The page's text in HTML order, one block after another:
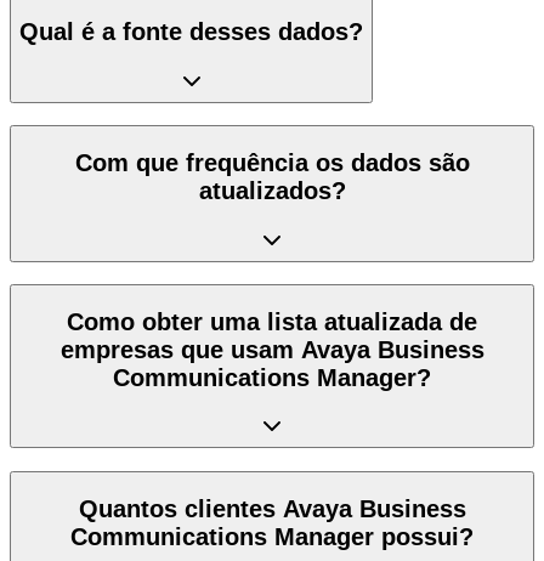
Qual é a fonte desses dados?
Com que frequência os dados são
atualizados?
Como obter uma lista atualizada de
empresas que usam Avaya Business
Communications Manager?
Quantos clientes Avaya Business
Communications Manager possui?